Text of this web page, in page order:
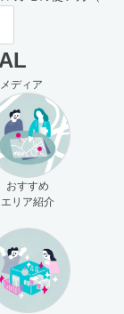
ディア
おすすめ
エリア紹介